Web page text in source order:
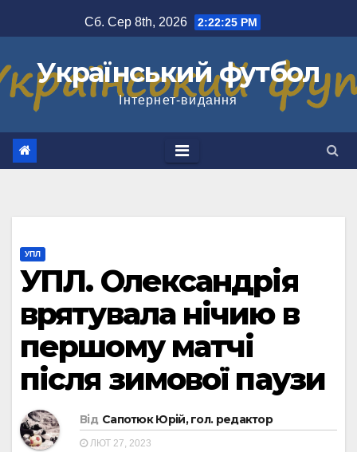
до
Сб. Сер 8th, 2026 2:22:26 PM
Український футбол
Інтернет-видання
УПЛ
УПЛ. Олександрія
врятувала нічию в
першому матчі
після зимової паузи
Від Сапотюк Юрій, гол. редактор
ЛЮТ 27, 2023